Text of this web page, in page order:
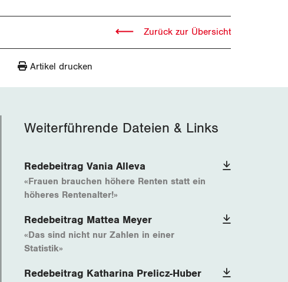
Zurück zur Übersicht
Artikel drucken
Weiterführende Dateien & Links
Redebeitrag Vania Alleva
«Frauen brauchen höhere Renten statt ein
höheres Rentenalter!»
Redebeitrag Mattea Meyer
«Das sind nicht nur Zahlen in einer
Statistik»
Redebeitrag Katharina Prelicz-Huber